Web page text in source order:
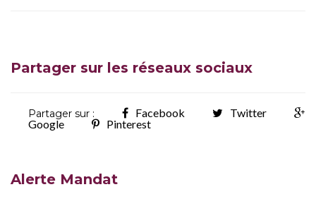
Partager sur les réseaux sociaux
Partager sur : Facebook
Twitter
Google
Pinterest
Alerte Mandat